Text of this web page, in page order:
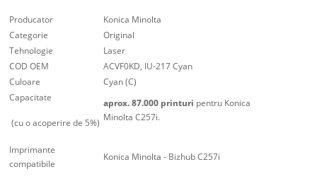
Producator
Konica Minolta
Categorie
Original
Tehnologie
Laser
COD OEM
ACVF0KD, IU-217 Cyan
Culoare
Cyan (C)
Capacitate
(cu o acoperire de 5%)
aprox. 87.000 printuri pentru Konica
Minolta C257i.
Imprimante
compatibile
Konica Minolta - Bizhub C257i